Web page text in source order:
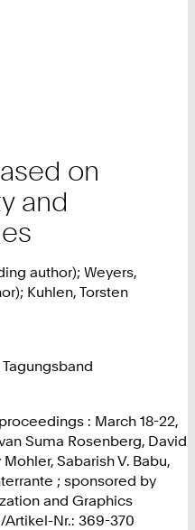
on
and
author); Weyers,
Kuhlen, Torsten
: March 18-22,
Suma Rosenberg, David
Sabarish V. Babu,
; sponsored by
and Graphics
Nr.: 369-370